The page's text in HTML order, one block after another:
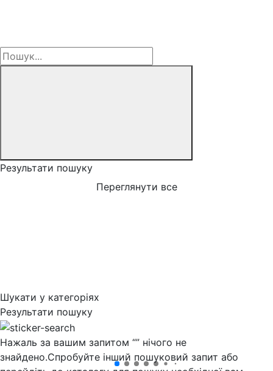
Результати пошуку
Переглянути все
Шукати у категоріях
Результати пошуку
Нажаль за вашим запитом “” нічого не
знайдено.Спробуйте інший пошуковий запит або